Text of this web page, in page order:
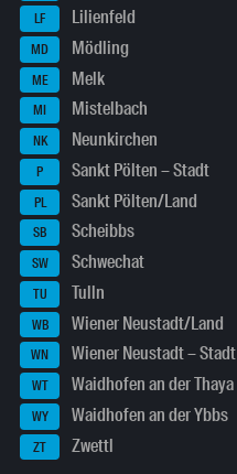
LF Lilienfeld
MD Mödling
ME Melk
MI Mistelbach
NK Neunkirchen
P Sankt Pölten – Stadt
PL Sankt Pölten/Land
SB Scheibbs
SW Schwechat
TU Tulln
WB Wiener Neustadt/Land
WN Wiener Neustadt – Stadt
WT Waidhofen an der Thaya
WY Waidhofen an der Ybbs
ZT Zwettl